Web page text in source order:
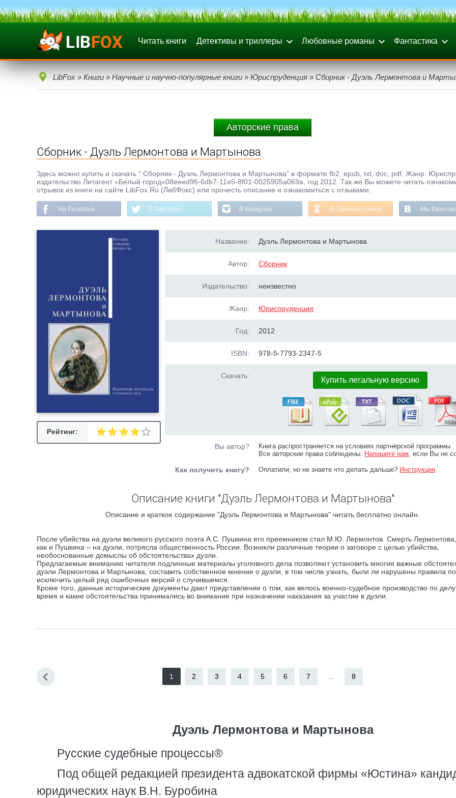
Читать книги Детективы и триллеры Любовные романы Фантастика
LibFox » Книги » Научные и научно-популярные книги » Юриспруденция » Сборник - Дуэль Лермонтова и
Авторские права
Сборник - Дуэль Лермонтова и Мартынова
Здесь можно купить и скачать " Сборник - Дуэль Лермонтова и Мартынова" в формате fb2, epub, txt, doc, pdf. Жанр:
издательство Литагент «Белый город»08eeed96-6db7-11e5-8f01-0025905a069a, год 2012. Так же Вы можете читать
отрывок из книги на сайте LibFox.Ru (ЛибФокс) или прочесть описание и ознакомиться с отзывами.
На Facebook В Твиттере В Instagram В Одноклассниках Мы
Рейтинг:
Название: Дуэль Лермонтова и Мартынова
Автор: Сборник
Издательство: неизвестно
Жанр: Юриспруденция
Год: 2012
ISBN: 978-5-7793-2347-5
Скачать: Купить легальную версию
Вы автор?
Книга распространяется на условиях партнёрской программы.
Все авторские права соблюдены. Напишите нам, если Вы не
Как получить книгу? Оплатили, но не знаете что делать дальше? Инструкция.
Описание книги "Дуэль Лермонтова и Мартынова"
Описание и краткое содержание "Дуэль Лермонтова и Мартынова" читать бесплатно онлайн.
После убийства на дуэли великого русского поэта А.С. Пушкина его преемником стал М.Ю. Лермонтов. Смерть Лермонтова,
как и Пушкина – на дуэли, потрясла общественность России. Возникли различные теории о заговоре с целью убийства,
необоснованные домыслы об обстоятельствах дуэли.
Предлагаемые вниманию читателя подлинные материалы уголовного дела позволяют установить многие важные
дуэли Лермонтова и Мартынова, составить собственное мнение о дуэли, в том числе узнать, были ли нарушены правила
исключить целый ряд ошибочных версий о случившемся.
Кроме того, данные исторические документы дают представление о том, как велось военно-судебное производство по
время и какие обстоятельства принимались во внимание при назначении наказания за участие в дуэли.
1 2 3 4 5 6 7 8
Дуэль Лермонтова и Мартынова
Русские судебные процессы®
Под общей редакцией президента адвокатской фирмы «Юстина»
юридических наук В.Н. Буробина